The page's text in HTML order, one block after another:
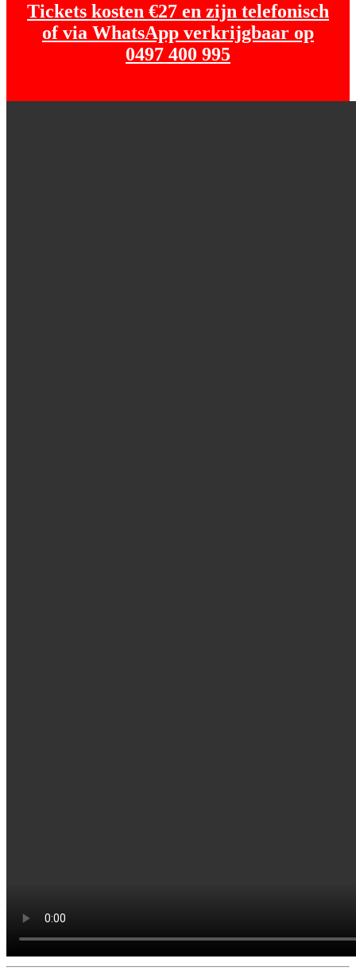
Tickets kosten €27 en zijn telefonisch
of via WhatsApp verkrijgbaar op
0497 400 995